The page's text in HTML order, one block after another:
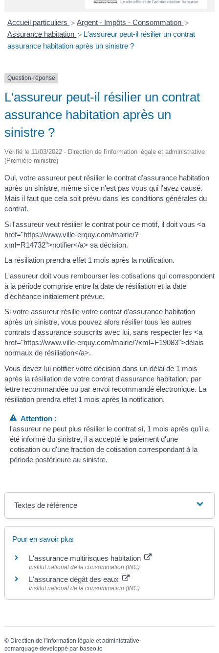
R
Accueil particuliers > Argent - Impôts - Consommation >
Assurance habitation > L'assureur peut-il résilier un contrat
assurance habitation après un sinistre ?
Question-réponse
L'assureur peut-il résilier un contrat
assurance habitation après un
sinistre ?
Vérifié le 11/03/2022 - Direction de l'information légale et administrative
(Première ministre)
Oui, votre assureur peut résilier le contrat d'assurance habitation
après un sinistre, même si ce n'est pas vous qui l'avez causé.
Mais il faut que cela soit prévu dans les conditions générales du
contrat.
Si l'assureur veut résilier le contrat pour ce motif, il doit vous <a
href="https://www.ville-erquy.com/mairie/?
xml=R14732">notifier</a> sa décision.
La résiliation prendra effet 1 mois après la notification.
L'assureur doit vous rembourser les cotisations qui correspondent
à la période comprise entre la date de résiliation et la date
d'échéance initialement prévue.
Si votre assureur résilie votre contrat d'assurance habitation
après un sinistre, vous pouvez alors résilier tous les autres
contrats d'assurance souscrits avec lui, sans respecter les <a
href="https://www.ville-erquy.com/mairie/?xml=F19083">délais
normaux de résiliation</a>.
Vous devez lui notifier votre décision dans un délai de 1 mois
après la résiliation de votre contrat d'assurance habitation, par
lettre recommandée ou par envoi recommandé électronique. La
résiliation prendra effet 1 mois après la notification.
Attention :
l'assureur ne peut plus résilier le contrat si, 1 mois après qu'il a
été informé du sinistre, il a accepté le paiement d'une
cotisation ou d'une fraction de cotisation correspondant à la
période postérieure au sinistre.
Textes de référence
Pour en savoir plus
L'assurance multirisques habitation
Institut national de la consommation (INC)
L'assurance dégât des eaux
Institut national de la consommation (INC)
© Direction de l'information légale et administrative
comarquage developpé par baseo.io